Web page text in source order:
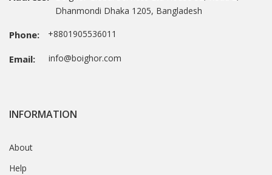
Dhanmondi Dhaka 1205, Bangladesh
Phone: +8801905536011
Email: info@boighor.com
INFORMATION
About
Help